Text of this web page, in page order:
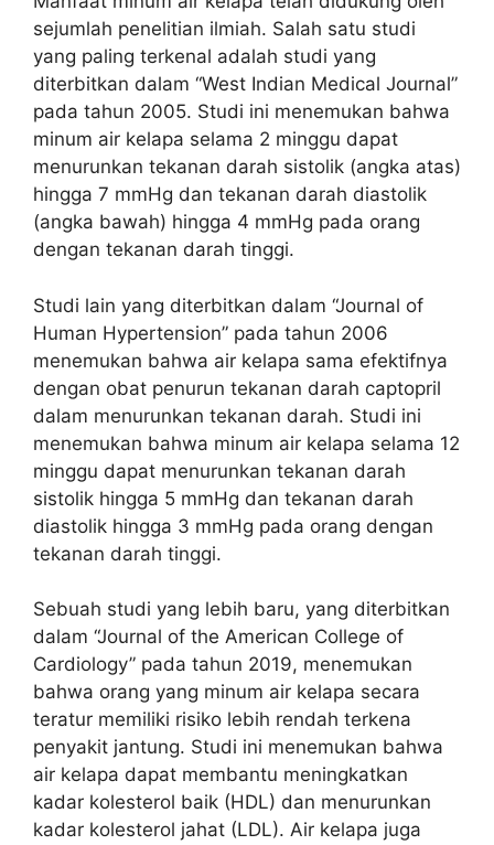
sejumlah penelitian ilmiah. Salah satu studi
yang paling terkenal adalah studi yang
diterbitkan dalam “West Indian Medical Journal”
pada tahun 2005. Studi ini menemukan bahwa
minum air kelapa selama 2 minggu dapat
menurunkan tekanan darah sistolik (angka atas)
hingga 7 mmHg dan tekanan darah diastolik
(angka bawah) hingga 4 mmHg pada orang
dengan tekanan darah tinggi.
Studi lain yang diterbitkan dalam “Journal of
Human Hypertension” pada tahun 2006
menemukan bahwa air kelapa sama efektifnya
dengan obat penurun tekanan darah captopril
dalam menurunkan tekanan darah. Studi ini
menemukan bahwa minum air kelapa selama 12
minggu dapat menurunkan tekanan darah
sistolik hingga 5 mmHg dan tekanan darah
diastolik hingga 3 mmHg pada orang dengan
tekanan darah tinggi.
Sebuah studi yang lebih baru, yang diterbitkan
dalam “Journal of the American College of
Cardiology” pada tahun 2019, menemukan
bahwa orang yang minum air kelapa secara
teratur memiliki risiko lebih rendah terkena
penyakit jantung. Studi ini menemukan bahwa
air kelapa dapat membantu meningkatkan
kadar kolesterol baik (HDL) dan menurunkan
kadar kolesterol jahat (LDL). Air kelapa juga